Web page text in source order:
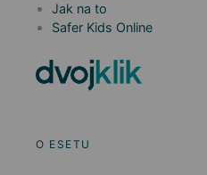
Jak na to
Safer Kids Online
O ESETU